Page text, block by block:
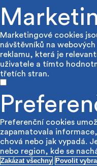
Marketingové cookies
návštěvníků na
reklamu, která je
uživatele a tímto
třetích stran.
Preferenční cookies
zapamatovala
chová nebo jak vypadá.
nebo region, kde se
Zakázat všechny Povolit